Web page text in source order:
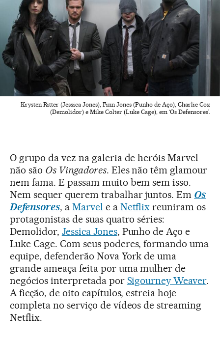
Krysten Ritter (Jessica Jones), Finn Jones (Punho de Aço), Charlie Cox
(Demolidor) e Mike Colter (Luke Cage), em ‘Os Defensores’.
O grupo da vez na galeria de heróis Marvel
não são Os Vingadores. Eles não têm glamour
nem fama. E passam muito bem sem isso.
Nem sequer querem trabalhar juntos. Em Os
Defensores, a Marvel e a Netflix reuniram os
protagonistas de suas quatro séries:
Demolidor, Jessica Jones, Punho de Aço e
Luke Cage. Com seus poderes, formando uma
equipe, defenderão Nova York de uma
grande ameaça feita por uma mulher de
negócios interpretada por Sigourney Weaver.
A ficção, de oito capítulos, estreia hoje
completa no serviço de vídeos de streaming
Netflix.